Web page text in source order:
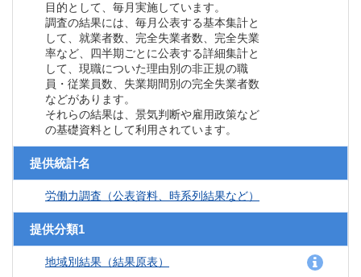
目的として、毎月実施しています。
調査の結果には、毎月公表する基本集計と
して、就業者数、完全失業者数、完全失業
率など、四半期ごとに公表する詳細集計と
して、現職についた理由別の非正規の職
員・従業員数、失業期間別の完全失業者数
などがあります。
それらの結果は、景気判断や雇用政策など
の基礎資料として利用されています。
提供統計名
労働力調査（公表資料、時系列結果など）
提供分類1
地域別結果（結果原表）